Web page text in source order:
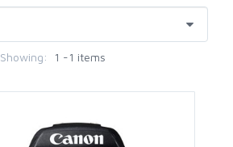
Showing: 1 -1 items